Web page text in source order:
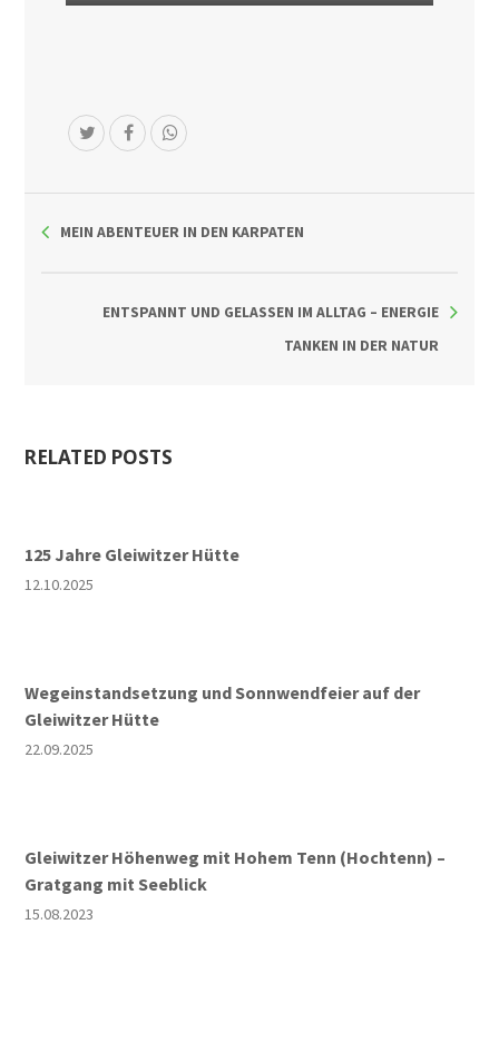
Verabschiedung
MEIN ABENTEUER IN DEN KARPATEN
ENTSPANNT UND GELASSEN IM ALLTAG – ENERGIE
TANKEN IN DER NATUR
RELATED POSTS
125 Jahre Gleiwitzer Hütte
12.10.2025
Wegeinstandsetzung und Sonnwendfeier auf der
Gleiwitzer Hütte
22.09.2025
Gleiwitzer Höhenweg mit Hohem Tenn (Hochtenn) –
Gratgang mit Seeblick
15.08.2023